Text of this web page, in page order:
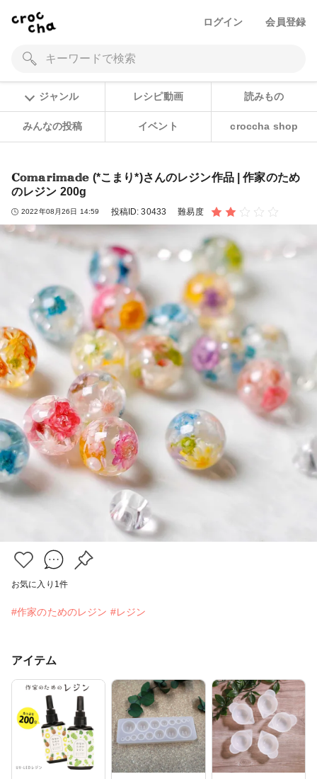
ログイン 会員登録
ジャンル レシピ動画 読みもの
みんなの投稿 イベント croccha shop
𝐂𝕠𝕞𝕒𝕣𝕚𝕞𝕒𝕕𝕖 (*こまり*)さんのレジン作品 | 作家のため
のレジン 200g
2022年08月26日 14:59 投稿ID:30433 難易度
お気に入り 1 件
#作家のためのレジン #レジン
アイテム